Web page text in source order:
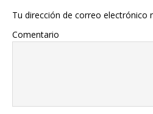
Tu dirección de correo electrónico
Comentario